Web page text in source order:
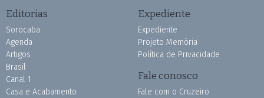
Editorias
Sorocaba
Agenda
Artigos
Brasil
Canal 1
Casa e Acabamento
Expediente
Expediente
Projeto Memória
Política de Privacidade
Fale conosco
Fale com o Cruzeiro